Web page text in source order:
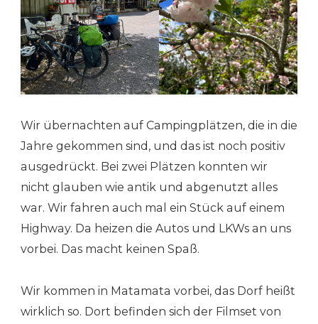
Wir übernachten auf Campingplätzen, die in die
Jahre gekommen sind, und das ist noch positiv
ausgedrückt. Bei zwei Plätzen konnten wir
nicht glauben wie antik und abgenutzt alles
war. Wir fahren auch mal ein Stück auf einem
Highway. Da heizen die Autos und LKWs an uns
vorbei. Das macht keinen Spaß.
Wir kommen in Matamata vorbei, das Dorf heißt
wirklich so. Dort befinden sich der Filmset von